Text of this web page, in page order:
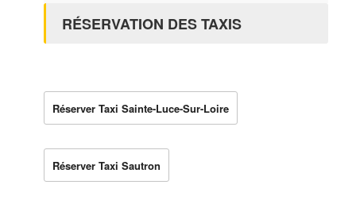
RÉSERVATION DES TAXIS
Réserver Taxi Sainte-Luce-Sur-Loire
Réserver Taxi Sautron